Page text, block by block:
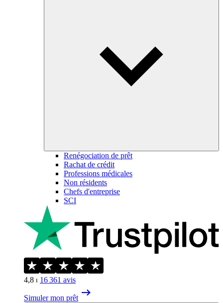
Renégociation de prêt
Rachat de crédit
Professions médicales
Non résidents
Chefs d'entreprise
SCI
4,8 ⏐ 16 361 avis
Simuler mon prêt